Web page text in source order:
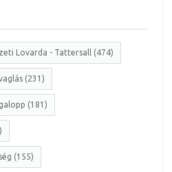
Lovarda - Tattersall (474)
(231)
galopp (181)
(155)